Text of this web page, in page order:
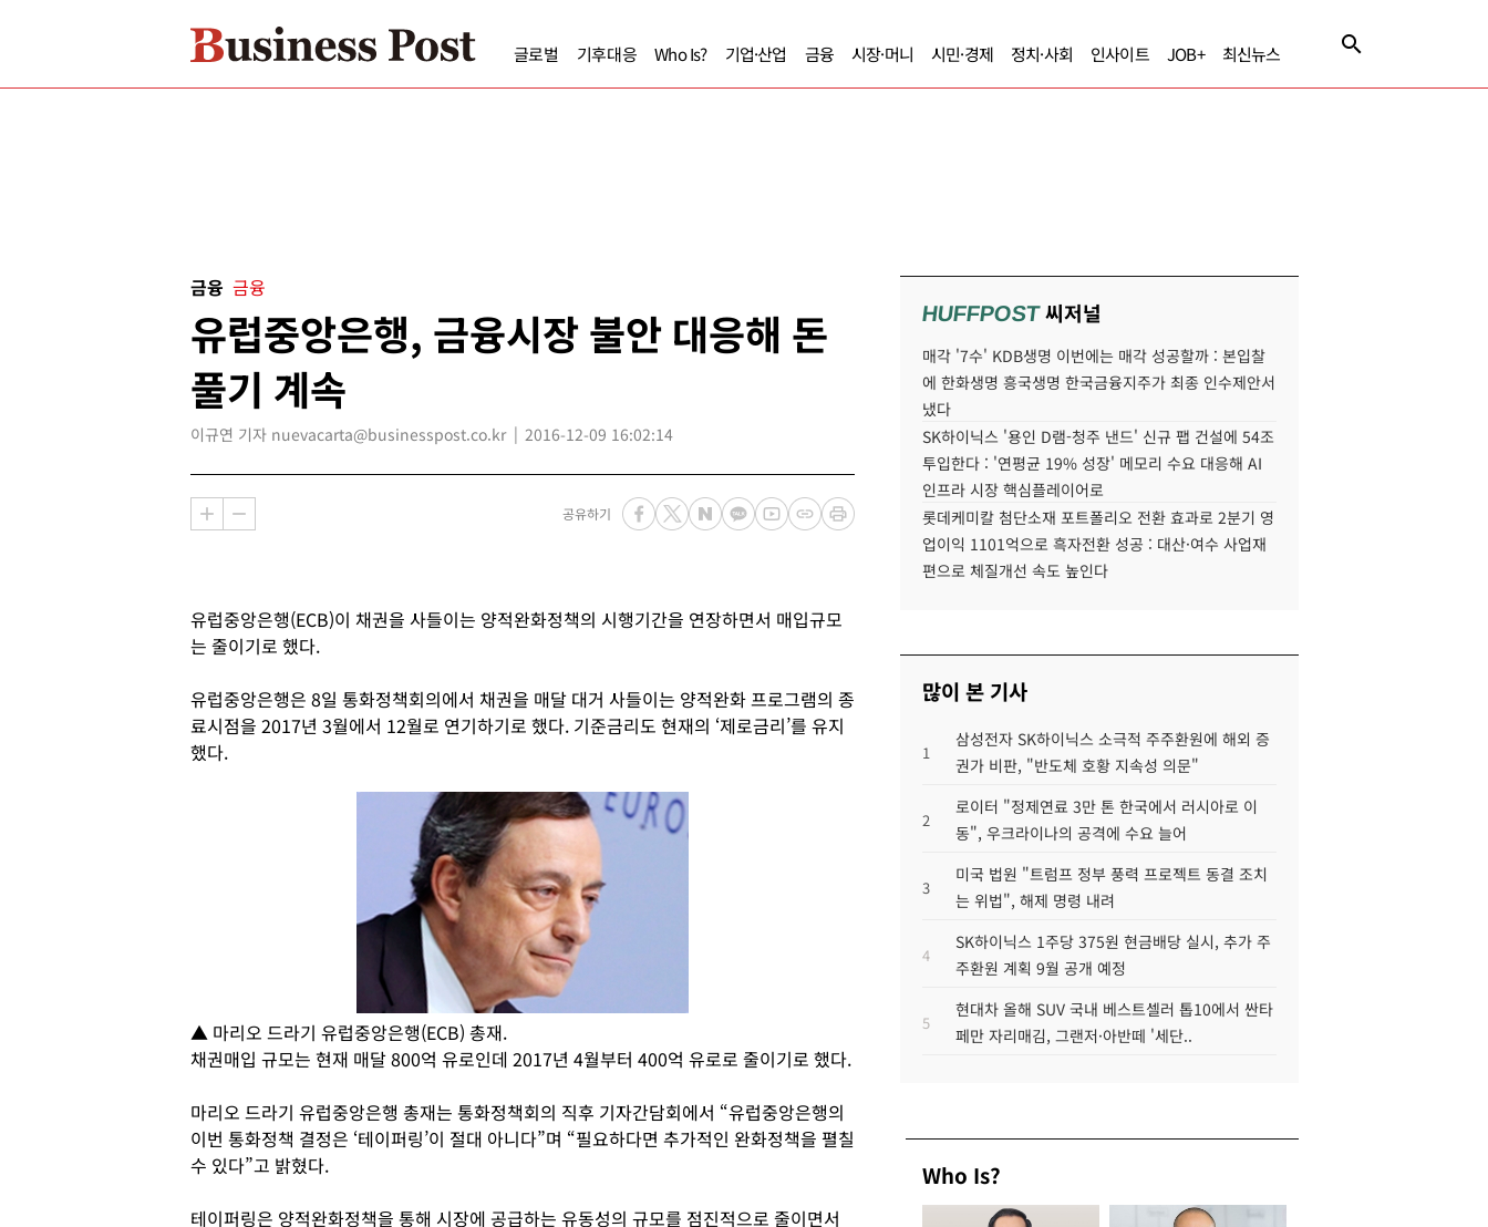
글로벌 기후대응 Who Is? 기업·산업 금융 시장·머니 시민·경제 정치·사회 인사이트 JOB+ 최신뉴스
금융 금융
유럽중앙은행, 금융시장 불안 대응해 돈
풀기 계속
이규연 기자 nuevacarta@businesspost.co.kr 2016-12-09 16:02:14
공유하기
유럽중앙은행(ECB)이 채권을 사들이는 양적완화정책의 시행기간을 연장하면서 매입규모
는 줄이기로 했다.
유럽중앙은행은 8일 통화정책회의에서 채권을 매달 대거 사들이는 양적완화 프로그램의 종
료시점을 2017년 3월에서 12월로 연기하기로 했다. 기준금리도 현재의 ‘제로금리’를 유지
했다.
▲ 마리오 드라기 유럽중앙은행(ECB) 총재.
채권매입 규모는 현재 매달 800억 유로인데 2017년 4월부터 400억 유로로 줄이기로 했다.
마리오 드라기 유럽중앙은행 총재는 통화정책회의 직후 기자간담회에서 “유럽중앙은행의
이번 통화정책 결정은 ‘테이퍼링’이 절대 아니다”며 “필요하다면 추가적인 완화정책을 펼칠
수 있다”고 밝혔다.
테이퍼링은 양적완화정책을 통해 시장에 공급하는 유동성의 규모를 점진적으로 줄이면서
HUFFPOST씨저널
매각 '7수' KDB생명 이번에는 매각 성공할까 : 본입찰
에 한화생명 흥국생명 한국금융지주가 최종 인수제안서
냈다
SK하이닉스 '용인 D램-청주 낸드' 신규 팹 건설에 54조
투입한다 : '연평균 19% 성장' 메모리 수요 대응해 AI
인프라 시장 핵심플레이어로
롯데케미칼 첨단소재 포트폴리오 전환 효과로 2분기 영
업이익 1101억으로 흑자전환 성공 : 대산·여수 사업재
편으로 체질개선 속도 높인다
많이 본 기사
1
삼성전자 SK하이닉스 소극적 주주환원에 해외 증
권가 비판, "반도체 호황 지속성 의문"
2
로이터 "정제연료 3만 톤 한국에서 러시아로 이
동", 우크라이나의 공격에 수요 늘어
3
미국 법원 "트럼프 정부 풍력 프로젝트 동결 조치
는 위법", 해제 명령 내려
4
SK하이닉스 1주당 375원 현금배당 실시, 추가 주
주환원 계획 9월 공개 예정
5
현대차 올해 SUV 국내 베스트셀러 톱10에서 싼타
페만 자리매김, 그랜저·아반떼 '세단..
Who Is?